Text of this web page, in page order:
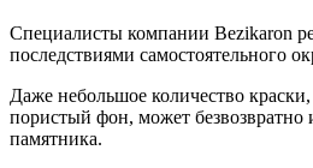
Специалисты компании Bezikaron
последствиями самостоятельного
Даже небольшое количество
пористый фон, может
памятника.